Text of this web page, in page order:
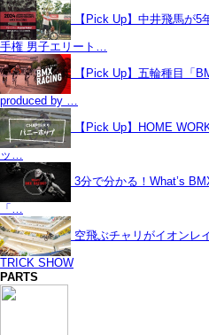
【Pick Up】中井飛馬が
手権 男子エリート…
【Pick Up】五輪種目「
produced by …
【Pick Up】HOME
ッ…
3分で分かる！What’s
「…
空飛ぶチャリがイオンレ
TRICK SHOW
PARTS